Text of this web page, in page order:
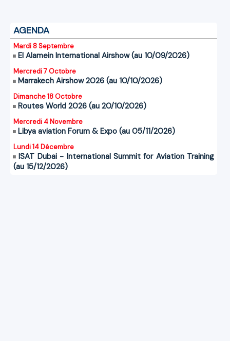
AGENDA
Mardi 8 Septembre
El Alamein International Airshow (au 10/09/2026)
Mercredi 7 Octobre
Marrakech Airshow 2026 (au 10/10/2026)
Dimanche 18 Octobre
Routes World 2026 (au 20/10/2026)
Mercredi 4 Novembre
Libya aviation Forum & Expo (au 05/11/2026)
Lundi 14 Décembre
ISAT Dubai - International Summit for Aviation Training
(au 15/12/2026)